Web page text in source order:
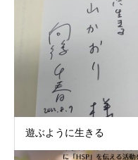
遊ぶように生きる